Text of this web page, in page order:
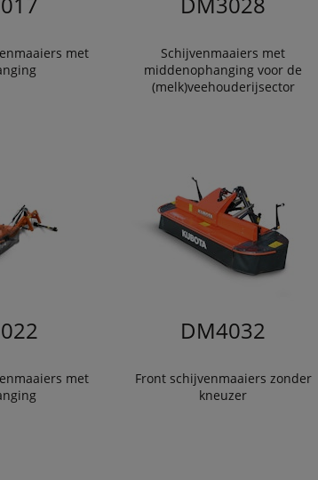
met
Schijvenmaaiers met
middenophanging voor de
(melk)veehouderijsector
met
DM4032
Front schijvenmaaiers zonder
kneuzer